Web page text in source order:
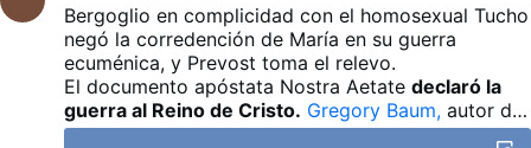
Bergoglio en complicidad con el homosexual Tucho
negó la corredención de María en su guerra
ecuménica, y Prevost toma el relevo.
El documento apóstata Nostra Aetatedeclaró la
guerra al Reino de Cristo. Gregory Baum, autor del
infame Nostra Aetate,confesó haber ocultado su